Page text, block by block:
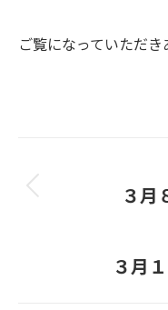
ご覧になっていただき
３月
３月